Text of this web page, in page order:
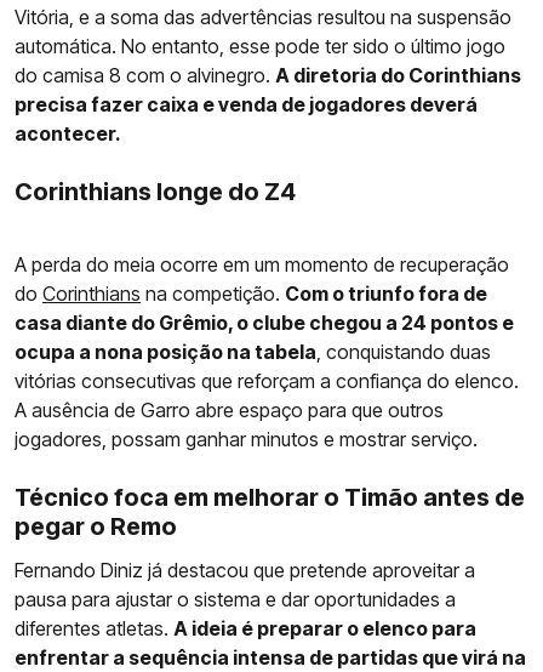
Vitória, e a soma das advertências resultou na suspensão
automática. No entanto, esse pode ter sido o último jogo
do camisa 8 com o alvinegro. A diretoria do Corinthians
precisa fazer caixa e venda de jogadores deverá
acontecer.
Corinthians longe do Z4
A perda do meia ocorre em um momento de recuperação
do Corinthians na competição. Com o triunfo fora de
casa diante do Grêmio, o clube chegou a 24 pontos e
ocupa a nona posição na tabela , conquistando duas
vitórias consecutivas que reforçam a confiança do elenco.
A ausência de Garro abre espaço para que outros
jogadores, possam ganhar minutos e mostrar serviço.
Técnico foca em melhorar o Timão antes de
pegar o Remo
Fernando Diniz já destacou que pretende aproveitar a
pausa para ajustar o sistema e dar oportunidades a
diferentes atletas. A ideia é preparar o elenco para
enfrentar a sequência intensa de partidas que virá na